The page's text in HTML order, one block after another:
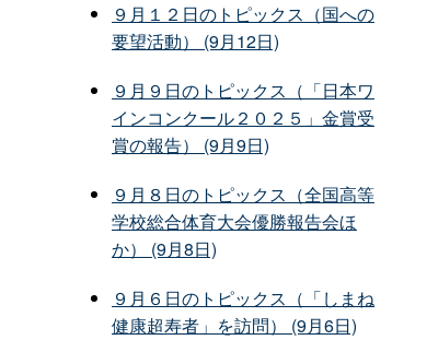
９月１２日のトピックス（国への
要望活動） (9月12日)
９月９日のトピックス（「日本ワ
インコンクール２０２５」金賞受
賞の報告） (9月9日)
９月８日のトピックス（全国高等
学校総合体育大会優勝報告会ほ
か） (9月8日)
９月６日のトピックス（「しまね
健康超寿者」を訪問） (9月6日)